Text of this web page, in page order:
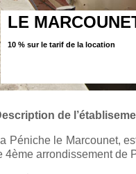
LE
10 % sur le tarif de la location
de
Péniche le Marcounet,
4ème arrondissement de